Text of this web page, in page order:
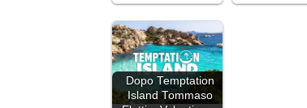
Dopo Temptation
Island Tommaso